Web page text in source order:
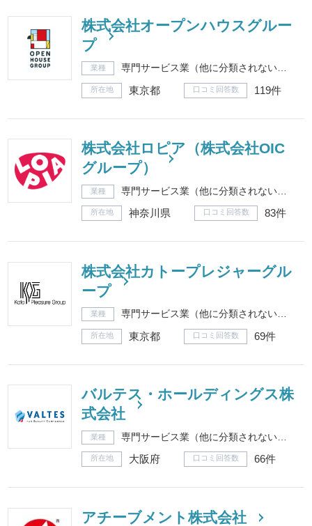
株式会社オープンハウスグルー
プ
業種 専門サービス業（他に分類されないもの）
所在地 東京都 口コミ回答数 119件
株式会社ロピア（株式会社OIC
グループ）
業種 専門サービス業（他に分類されないもの）
所在地 神奈川県 口コミ回答数 83件
株式会社カトープレジャーグル
ープ
業種 専門サービス業（他に分類されないもの）
所在地 東京都 口コミ回答数 69件
バルテス・ホールディングス株
式会社
業種 専門サービス業（他に分類されないもの）
所在地 大阪府 口コミ回答数 66件
アチーブメント株式会社